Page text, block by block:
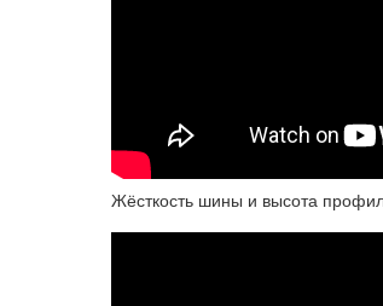
Жёсткость шины и высота